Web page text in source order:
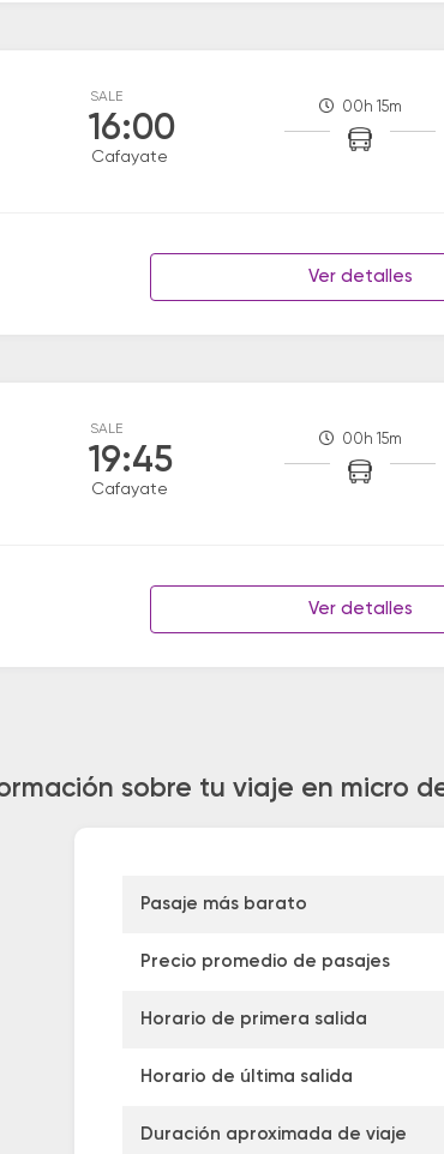
SALE
16:00
Cafayate
00h 15m
Ver detalles
SALE
19:45
Cafayate
00h 15m
Ver detalles
sobre tu viaje en micro
Pasaje más barato
Precio promedio de pasajes
Horario de primera salida
Horario de última salida
Duración aproximada de viaje